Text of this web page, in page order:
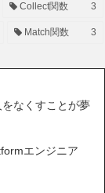
Collect関数 3
Match関数 3
なくすことが夢
エンジニア